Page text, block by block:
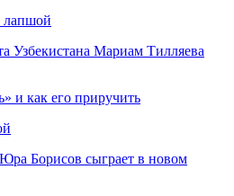
лапшой
Узбекистана Мариам Тилляева
и как его приручить
Борисов сыграет в новом